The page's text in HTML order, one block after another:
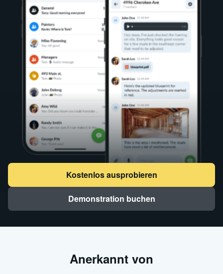
Kostenlos ausprobieren
Demonstration buchen
Anerkannt von